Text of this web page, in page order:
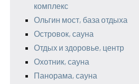
комплекс
Ольгин мост, база отдыха
Островок, сауна
Отдых и здоровье, центр
Охотник, сауна
Панорама, сауна